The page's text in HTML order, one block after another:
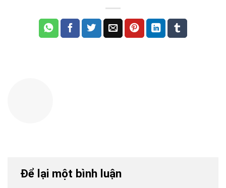
Để lại một bình luận